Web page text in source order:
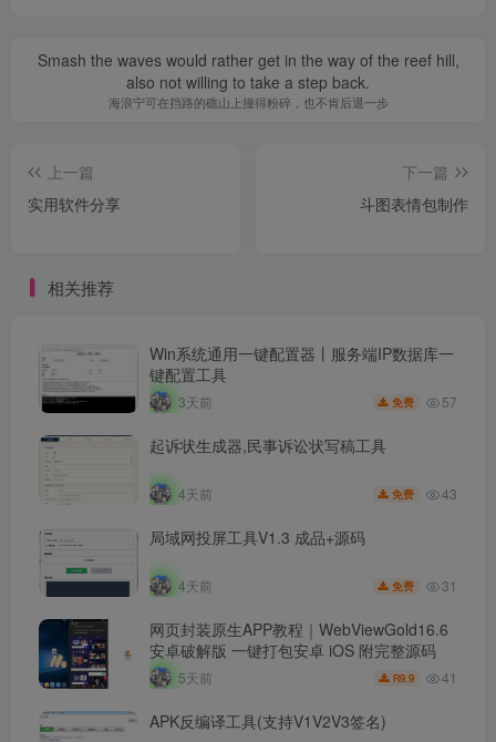
Smash the waves would rather get in the way of the reef hill,
also not willing to take a step back.
海浪宁可在挡路的礁山上撞得粉碎，也不肯后退一步
上一篇
实用软件分享
下一篇
斗图表情包制作
相关推荐
Win系统通用一键配置器丨服务端IP数据库一
键配置工具
3天前 免费 57
起诉状生成器,民事诉讼状写稿工具
4天前 免费 43
局域网投屏工具V1.3 成品+源码
4天前 免费 31
网页封装原生APP教程｜WebViewGold16.6
安卓破解版 一键打包安卓 iOS 附完整源码
5天前 R9.9 41
APK反编译工具(支持V1V2V3签名)